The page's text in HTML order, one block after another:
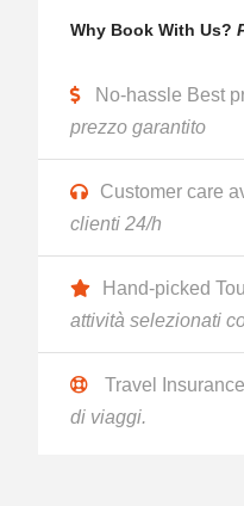
Why Book With Us?
No-hassle Best
prezzo garantito
Customer care
clienti 24/h
Hand-picked
attività selezionati
Travel
di viaggi.